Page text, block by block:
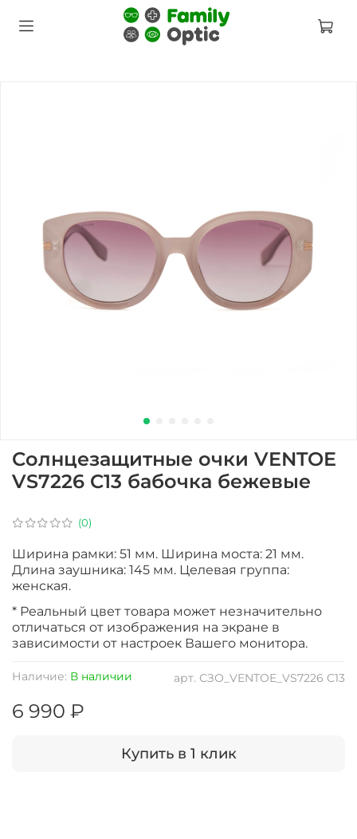
(0)
арт. СЗО_VENTOE_VS7226 C13
Наличие: В наличии
Солнцезащитные очки VENTOE
VS7226 C13 бабочка бежевые
6 990 ₽
Купить в 1 клик
Ширина рамки: 51 мм. Ширина моста: 21 мм.
Длина заушника: 145 мм. Целевая группа:
женская.
* Реальный цвет товара может незначительно
отличаться от изображения на экране в
зависимости от настроек Вашего монитора.